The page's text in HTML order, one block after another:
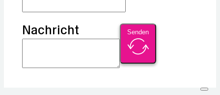
Nachricht Senden